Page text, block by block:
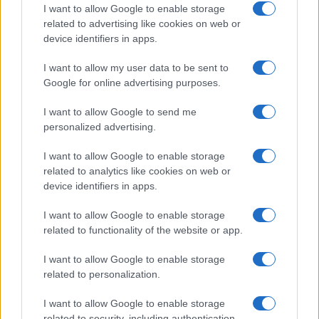
I want to allow Google to enable storage
related to advertising like cookies on web or
device identifiers in apps.
I want to allow my user data to be sent to
Google for online advertising purposes.
I want to allow Google to send me
personalized advertising.
I want to allow Google to enable storage
related to analytics like cookies on web or
device identifiers in apps.
I want to allow Google to enable storage
related to functionality of the website or app.
I want to allow Google to enable storage
related to personalization.
I want to allow Google to enable storage
Redazione
6 Agosto 2026, 17:42
2.6k